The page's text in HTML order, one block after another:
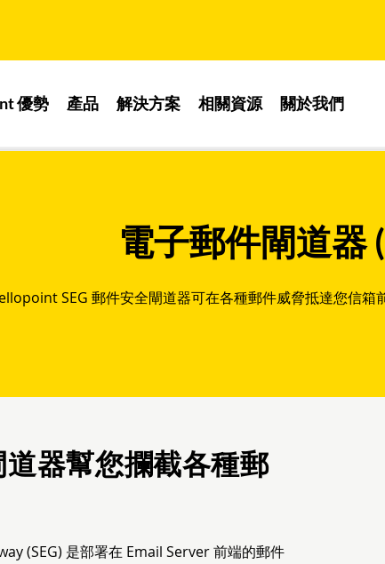
優勢 產品 解決方案 相關資源 關於我們
電子郵件閘道器
SEG 郵件安全閘道器可在各種郵件威脅抵達您信箱
道器幫您攔截各種郵
(SEG) 是部署在 Email Server 前端的郵件